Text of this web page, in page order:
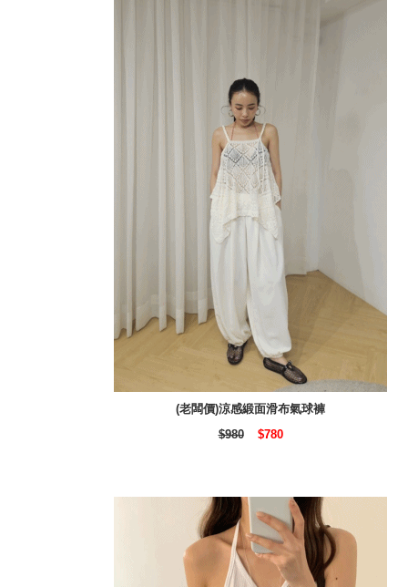
(老闆價)涼感緞面滑布氣球褲
$980
$780